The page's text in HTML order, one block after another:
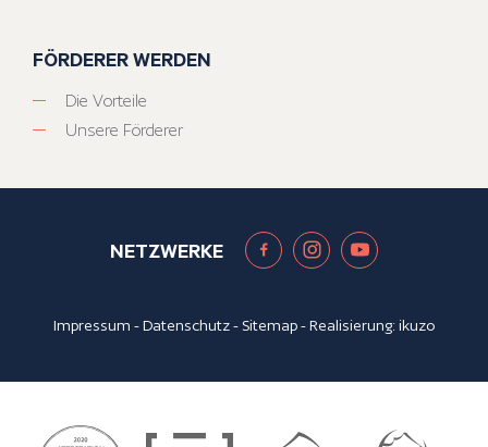
FÖRDERER WERDEN
Die Vorteile
Unsere Förderer
NETZWERKE
Impressum -Datenschutz- Sitemap- Realisierung:ikuzo